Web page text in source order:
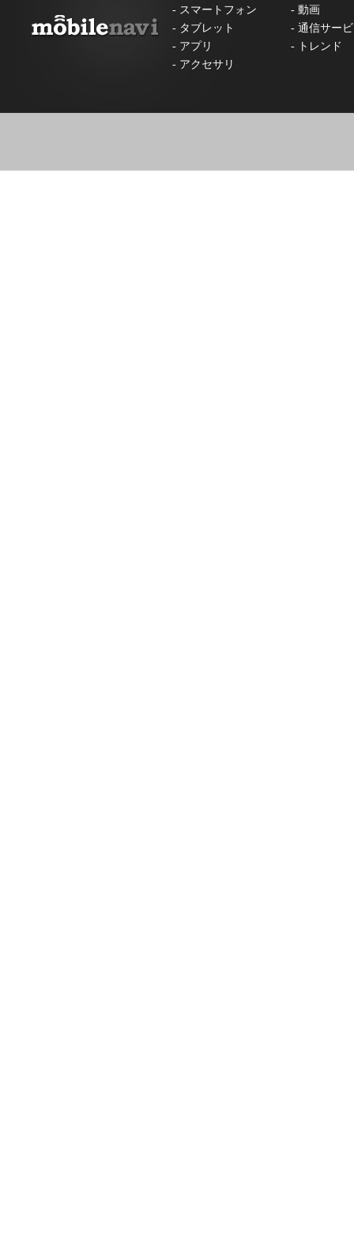
- スマートフォン - 動画
- タブレット - 通信サー
- アプリ -
トレンド
- アクセサリ